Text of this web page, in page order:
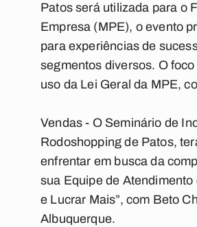
Patos será utilizada para o
Empresa (MPE), o evento
para experiências de
segmentos diversos. O
uso da Lei Geral da MPE,
Vendas- O Seminário de
Rodoshopping de Patos,
enfrentar em busca da
sua Equipe de
e Lucrar Mais”, com Beto
Albuquerque.